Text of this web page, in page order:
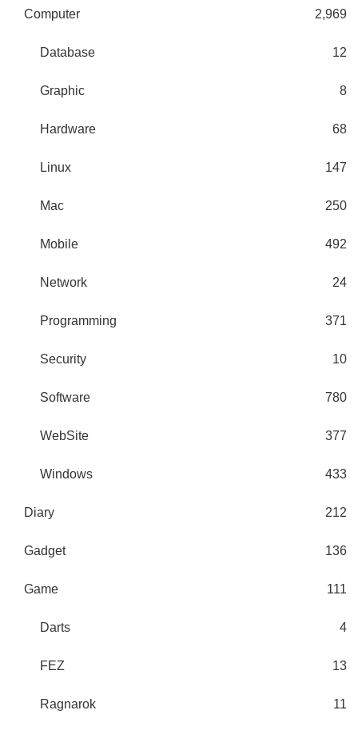
Computer 2,969
Database 12
Graphic 8
Hardware 68
Linux 147
Mac 250
Mobile 492
Network 24
Programming 371
Security 10
Software 780
WebSite 377
Windows 433
Diary 212
Gadget 136
Game 111
Darts 4
FEZ 13
Ragnarok 11